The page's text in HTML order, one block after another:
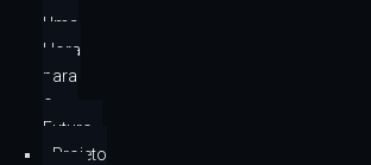
Uma
Hora
para
o
Futuro
Projeto